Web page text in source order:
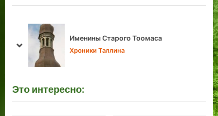
o
P
:
P
s
t
Таллинне превратилась в ужасную
трагедию.
Хроники Таллина
prev
next
Это интересно: